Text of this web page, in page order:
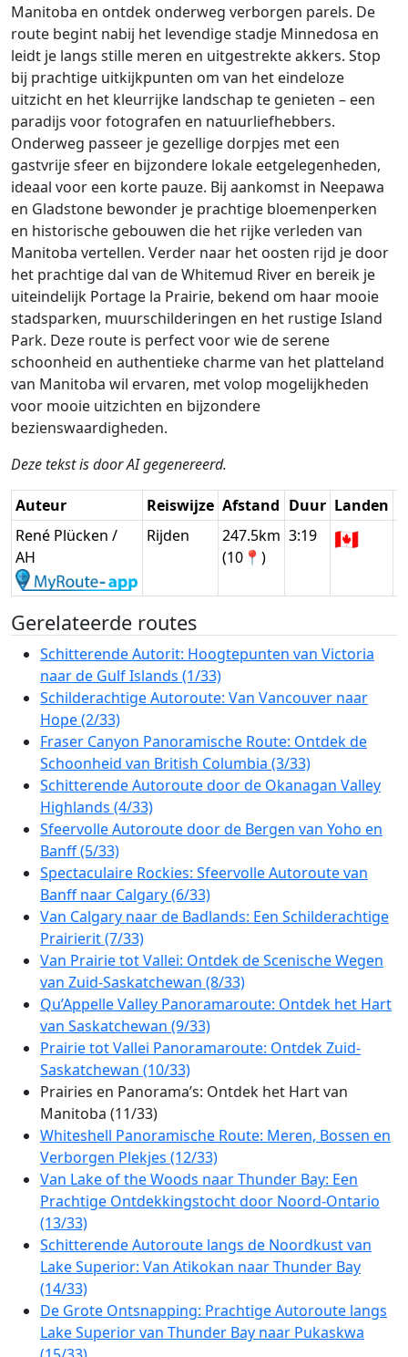
Manitoba en ontdek onderweg verborgen parels. De
route begint nabij het levendige stadje Minnedosa en
leidt je langs stille meren en uitgestrekte akkers. Stop
bij prachtige uitkijkpunten om van het eindeloze
uitzicht en het kleurrijke landschap te genieten – een
paradijs voor fotografen en natuurliefhebbers.
Onderweg passeer je gezellige dorpjes met een
gastvrije sfeer en bijzondere lokale eetgelegenheden,
ideaal voor een korte pauze. Bij aankomst in Neepawa
en Gladstone bewonder je prachtige bloemenperken
en historische gebouwen die het rijke verleden van
Manitoba vertellen. Verder naar het oosten rijd je door
het prachtige dal van de Whitemud River en bereik je
uiteindelijk Portage la Prairie, bekend om haar mooie
stadsparken, muurschilderingen en het rustige Island
Park. Deze route is perfect voor wie de serene
schoonheid en authentieke charme van het platteland
van Manitoba wil ervaren, met volop mogelijkheden
voor mooie uitzichten en bijzondere
bezienswaardigheden.
Deze tekst is door AI gegenereerd.
Auteur Reiswijze Afstand Duur Landen
René Plücken /
AH
Rijden
247.5km
(10📍)
3:19 🇨🇦
Gerelateerde routes
Schitterende Autorit: Hoogtepunten van Victoria
naar de Gulf Islands (1/33)
Schilderachtige Autoroute: Van Vancouver naar
Hope (2/33)
Fraser Canyon Panoramische Route: Ontdek de
Schoonheid van British Columbia (3/33)
Schitterende Autoroute door de Okanagan Valley
Highlands (4/33)
Sfeervolle Autoroute door de Bergen van Yoho en
Banff (5/33)
Spectaculaire Rockies: Sfeervolle Autoroute van
Banff naar Calgary (6/33)
Van Calgary naar de Badlands: Een Schilderachtige
Prairierit (7/33)
Van Prairie tot Vallei: Ontdek de Scenische Wegen
van Zuid-Saskatchewan (8/33)
Qu’Appelle Valley Panoramaroute: Ontdek het Hart
van Saskatchewan (9/33)
Prairie tot Vallei Panoramaroute: Ontdek Zuid-
Saskatchewan (10/33)
Prairies en Panorama’s: Ontdek het Hart van
Manitoba (11/33)
Whiteshell Panoramische Route: Meren, Bossen en
Verborgen Plekjes (12/33)
Van Lake of the Woods naar Thunder Bay: Een
Prachtige Ontdekkingstocht door Noord-Ontario
(13/33)
Schitterende Autoroute langs de Noordkust van
Lake Superior: Van Atikokan naar Thunder Bay
(14/33)
De Grote Ontsnapping: Prachtige Autoroute langs
Lake Superior van Thunder Bay naar Pukaskwa